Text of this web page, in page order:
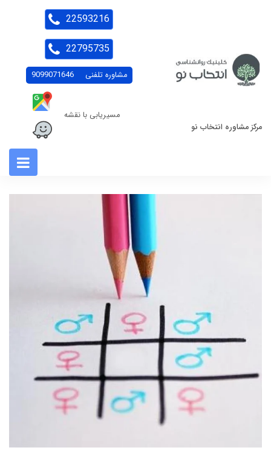
مرکز مشاوره انتخاب نو
مشاوره تلفنی 9099071646
مسیریابی با نقشه
22593216
22795735